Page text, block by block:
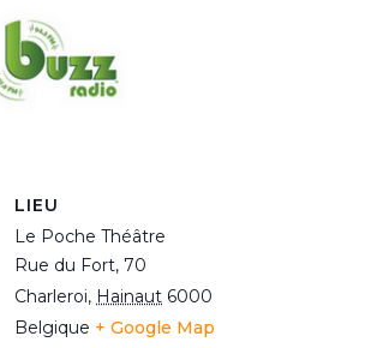
LIEU
Le Poche Théâtre
Rue du Fort, 70
Charleroi, Hainaut 6000
Belgique + Google Map